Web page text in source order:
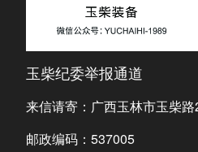
玉柴纪委举报通道
来信请寄：广西玉林市玉柴
邮政编码：537005